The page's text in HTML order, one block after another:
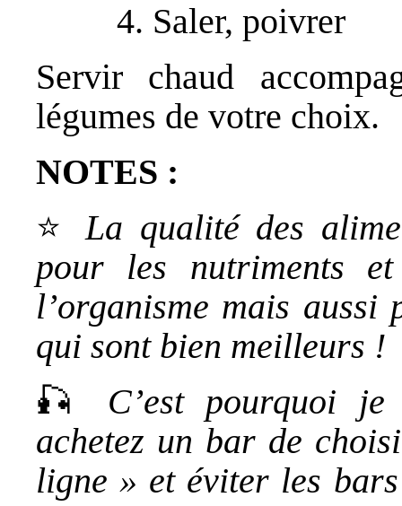
Saler, poivrer
Servir chaud
légumes de votre choix.
NOTES :
⭐️
La qualité des
pour les nutriments
l’organisme mais
qui sont bien meilleurs !
🎣
C’est pourquoi
achetez un bar de
ligne » et éviter les